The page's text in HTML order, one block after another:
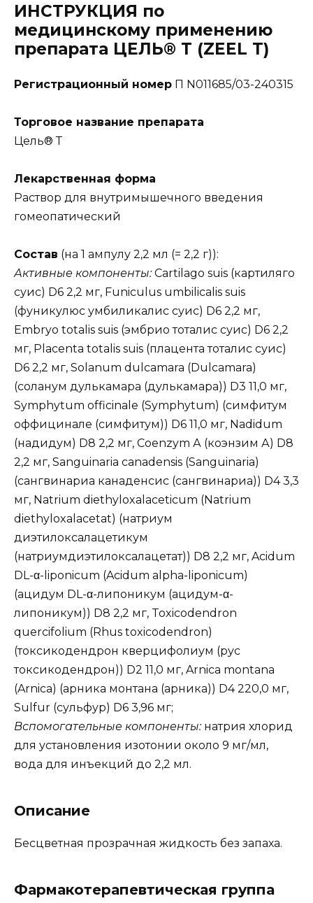
ИНСТРУКЦИЯ по
медицинскому применению
препарата ЦЕЛЬ® Т (ZEEL Т)
Регистрационный номер П N011685/03-240315
Торговое название препарата
Цель® Т
Лекарственная форма
Раствор для внутримышечного введения
гомеопатический
Состав (на 1 ампулу 2,2 мл (= 2,2 г)):
Активные компоненты:Cartilago suis (картиляго
суис) D6 2,2 мг, Funiculus umbilicalis suis
(фуникулюс умбиликалис суис) D6 2,2 мг,
Embryo totalis suis (эмбрио тоталис суис) D6 2,2
мг, Placenta totalis suis (плацента тоталис суис)
D6 2,2 мг, Solanum dulcamara (Dulcamara)
(соланум дулькамара (дулькамара)) D3 11,0 мг,
Symphytum officinale (Symphytum) (симфитум
оффицинале (симфитум)) D6 11,0 мг, Nadidum
(надидум) D8 2,2 мг, Coenzym А (коэнзим А) D8
2,2 мг, Sanguinaria canadensis (Sanguinaria)
(сангвинариа канаденсис (сангвинариа)) D4 3,3
мг, Natrium diethyloxalaceticum (Natrium
diethyloxalacetat) (натриум
диэтилоксалацетикум
(натриумдиэтилоксалацетат)) D8 2,2 мг, Acidum
DL-α-liponicum (Acidum alpha-liponicum)
(ацидум DL-α-липоникум (ацидум-α-
липоникум)) D8 2,2 мг, Toxicodendron
quercifolium (Rhus toxicodendron)
(токсикодендрон кверцифолиум (рус
токсикодендрон)) D2 11,0 мг, Arnica montana
(Arnica) (арника монтана (арника)) D4 220,0 мг,
Sulfur (сульфур) D6 3,96 мг;
Вспомогательные компоненты:натрия хлорид
для установления изотонии около 9 мг/мл,
вода для инъекций до 2,2 мл.
Описание
Бесцветная прозрачная жидкость без запаха.
Фармакотерапевтическая группа